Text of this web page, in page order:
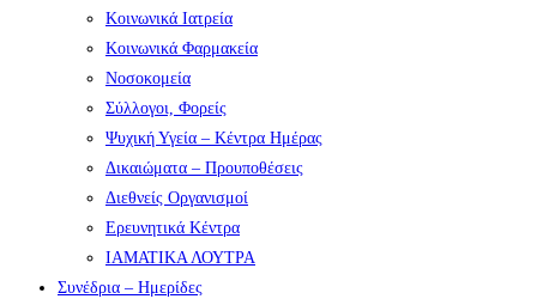
Κοινωνικά Ιατρεία
Κοινωνικά Φαρμακεία
Νοσοκομεία
Σύλλογοι, Φορείς
Ψυχική Υγεία – Κέντρα Ημέρας
Δικαιώματα – Προυποθέσεις
Διεθνείς Οργανισμοί
Ερευνητικά Κέντρα
ΙΑΜΑΤΙΚΑ ΛΟΥΤΡΑ
Συνέδρια – Ημερίδες